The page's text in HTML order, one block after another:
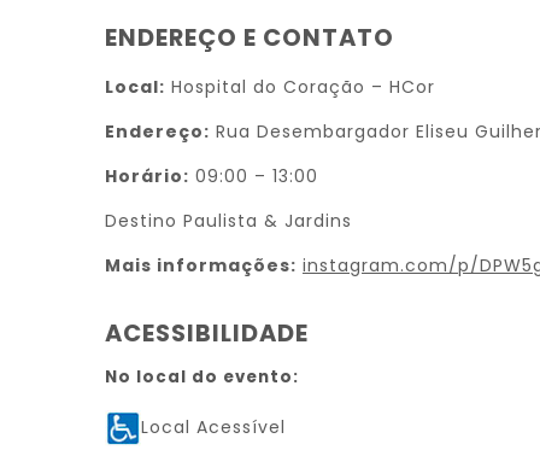
ENDEREÇO E CONTATO
Local: Hospital do Coração – HCor
Endereço: Rua Desembargador Eliseu
Horário: 09:00 – 13:00
Destino Paulista & Jardins
Mais informações: instagram.com/p/
ACESSIBILIDADE
No local do evento:
Local Acessível